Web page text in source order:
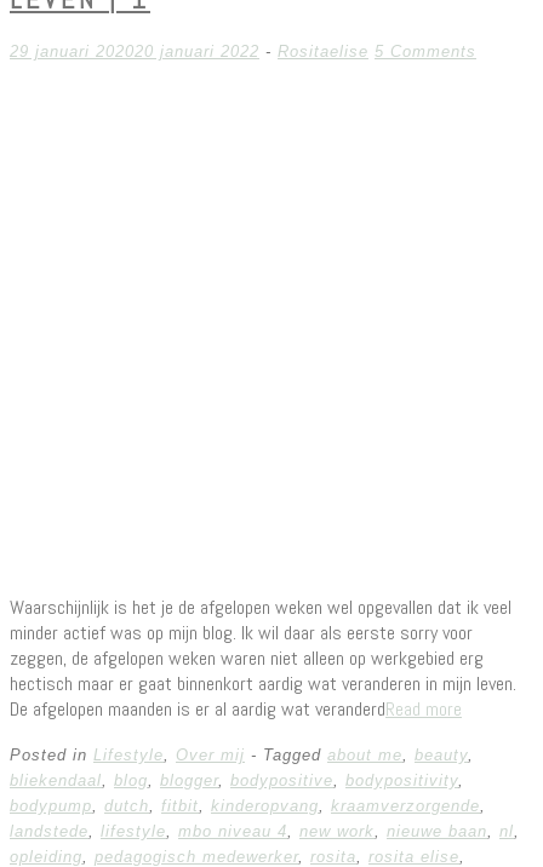
29 januari 202020 januari 2022 - Rositaelise 5 Comments
Waarschijnlijk is het je de afgelopen weken wel opgevallen dat ik veel
minder actief was op mijn blog. Ik wil daar als eerste sorry voor
zeggen, de afgelopen weken waren niet alleen op werkgebied erg
hectisch maar er gaat binnenkort aardig wat veranderen in mijn leven.
De afgelopen maanden is er al aardig wat veranderdRead more
Posted in Lifestyle, Over mij - Tagged about me, beauty,
bliekendaal, blog, blogger, bodypositive, bodypositivity,
bodypump, dutch, fitbit, kinderopvang, kraamverzorgende,
landstede, lifestyle, mbo niveau 4, new work, nieuwe baan, nl,
opleiding, pedagogisch medewerker, rosita, rosita elise,